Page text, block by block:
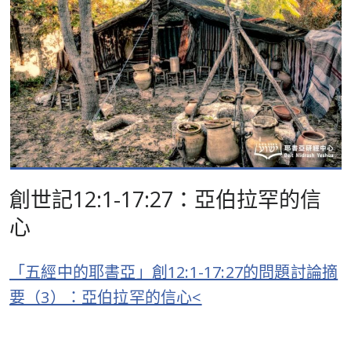
創世記12:1-17:27：亞伯拉罕的信
心
「五經中的耶書亞」創12:1-17:27的問題討論摘
要（3）：亞伯拉罕的信心<